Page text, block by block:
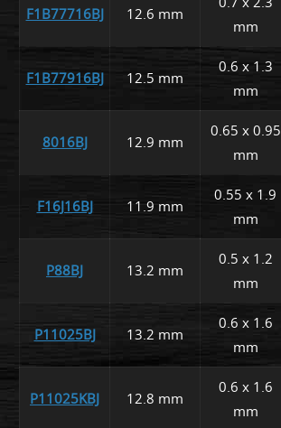
F1B77716BJ 12.6 mm
mm
F1B77916BJ 12.5 mm
0.6 x 1.3
mm
8016BJ 12.9 mm
0.65 x 0.95
mm
F16J16BJ 11.9 mm
0.55 x 1.9
mm
P88BJ 13.2 mm
0.5 x 1.2
mm
P11025BJ 13.2 mm
0.6 x 1.6
mm
P11025KBJ 12.8 mm
0.6 x 1.6
mm